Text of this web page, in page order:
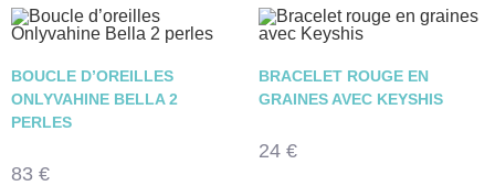
BOUCLE D’OREILLES
ONLYVAHINE BELLA 2
PERLES
83 €
BRACELET ROUGE EN
GRAINES AVEC KEYSHIS
24 €